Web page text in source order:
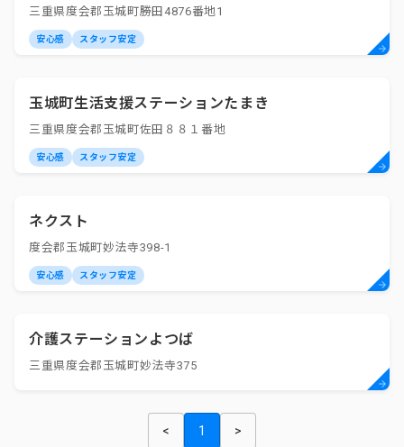
三重県度会郡玉城町勝田4876番地1
安心感 スタッフ安定
玉城町生活支援ステーションたまき
三重県度会郡玉城町佐田８８１番地
安心感 スタッフ安定
ネクスト
度会郡玉城町妙法寺398-1
安心感 スタッフ安定
介護ステーションよつば
三重県度会郡玉城町妙法寺375
< 1 >